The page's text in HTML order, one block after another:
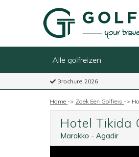
Alle golfreizen
Brochure 2026
Home -> Zoek Een Golfreis ->
Hotel Tikida
Marokko - Agadir